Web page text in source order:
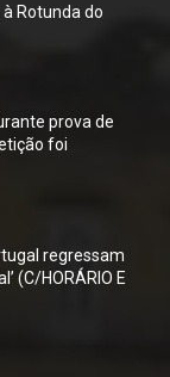
Rotunda do
prova de
foi
regressam
(C/HORÁRIO E